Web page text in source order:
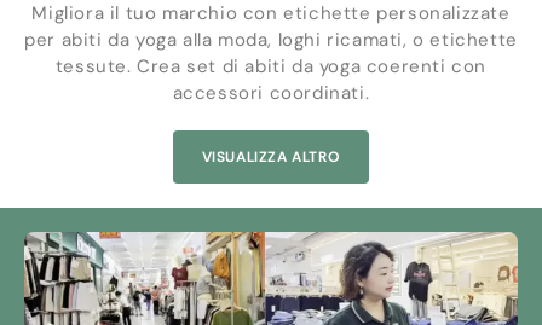
Migliora il tuo marchio con etichette personalizzate
per abiti da yoga alla moda, loghi ricamati, o etichette
tessute. Crea set di abiti da yoga coerenti con
accessori coordinati.
VISUALIZZA ALTRO